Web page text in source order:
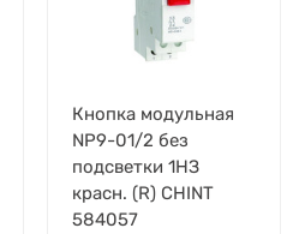
Кнопка модульная
NP9-01/2 без
подсветки 1НЗ
красн. (R) CHINT
584057